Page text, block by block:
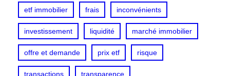
etf immobilier frais inconvénients
investissement liquidité marché immobilier
offre et demande prix etf risque
transactions transparence